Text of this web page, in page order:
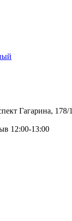
Гагарина, 178/1
12:00-13:00